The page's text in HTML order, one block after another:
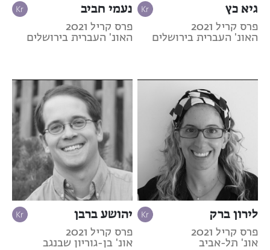
גיא כץ
פרס קריל 2021
האונ' העברית בירושלים
נעמי חביב
פרס קריל 2021
האונ' העברית בירושלים
לירון ברק
פרס קריל 2021
אונ' תל-אביב
יהושע ברבן
פרס קריל 2021
אונ' בן-גוריון שבנגב